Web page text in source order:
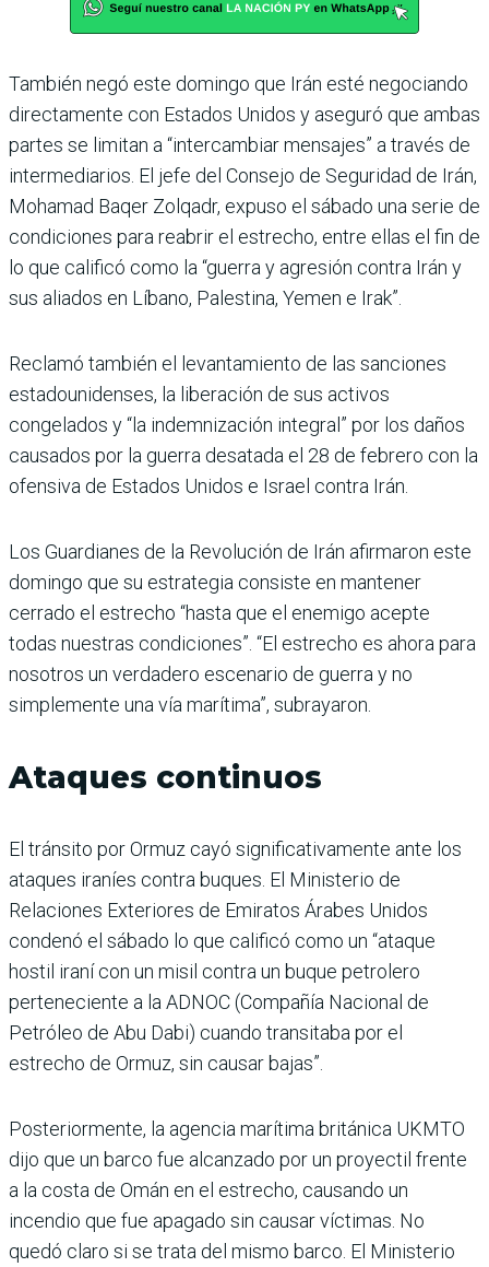
También negó este domingo que Irán esté negociando
directamente con Estados Unidos y aseguró que ambas
partes se limitan a “intercambiar mensajes” a través de
intermediarios. El jefe del Consejo de Seguridad de Irán,
Mohamad Baqer Zolqadr, expuso el sábado una serie de
condiciones para reabrir el estrecho, entre ellas el fin de
lo que calificó como la “guerra y agresión contra Irán y
sus aliados en Líbano, Palestina, Yemen e Irak”.
Reclamó también el levantamiento de las sanciones
estadounidenses, la liberación de sus activos
congelados y “la indemnización integral” por los daños
causados por la guerra desatada el 28 de febrero con la
ofensiva de Estados Unidos e Israel contra Irán.
Los Guardianes de la Revolución de Irán afirmaron este
domingo que su estrategia consiste en mantener
cerrado el estrecho “hasta que el enemigo acepte
todas nuestras condiciones”. “El estrecho es ahora para
nosotros un verdadero escenario de guerra y no
simplemente una vía marítima”, subrayaron.
Ataques continuos
El tránsito por Ormuz cayó significativamente ante los
ataques iraníes contra buques. El Ministerio de
Relaciones Exteriores de Emiratos Árabes Unidos
condenó el sábado lo que calificó como un “ataque
hostil iraní con un misil contra un buque petrolero
perteneciente a la ADNOC (Compañía Nacional de
Petróleo de Abu Dabi) cuando transitaba por el
estrecho de Ormuz, sin causar bajas”.
Posteriormente, la agencia marítima británica UKMTO
dijo que un barco fue alcanzado por un proyectil frente
a la costa de Omán en el estrecho, causando un
incendio que fue apagado sin causar víctimas. No
quedó claro si se trata del mismo barco. El Ministerio